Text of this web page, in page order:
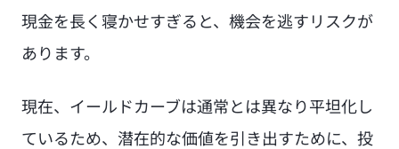
現金を長く寝かせすぎると、機会を逃すリスクが
あります。
現在、イールドカーブは通常とは異なり平坦化し
ているため、潜在的な価値を引き出すために、投